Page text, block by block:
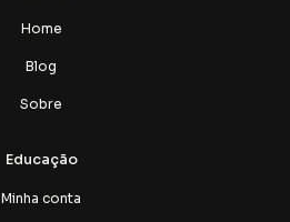
Home
Blog
Sobre
Educação
Minha conta